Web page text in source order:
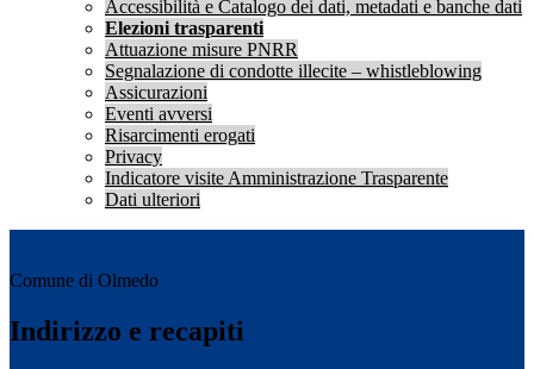
Accessibilità e Catalogo dei dati, metadati e banche dati
Elezioni trasparenti
Attuazione misure PNRR
Segnalazione di condotte illecite – whistleblowing
Assicurazioni
Eventi avversi
Risarcimenti erogati
Privacy
Indicatore visite Amministrazione Trasparente
Dati ulteriori
Comune di Olmedo
Indirizzo e recapiti